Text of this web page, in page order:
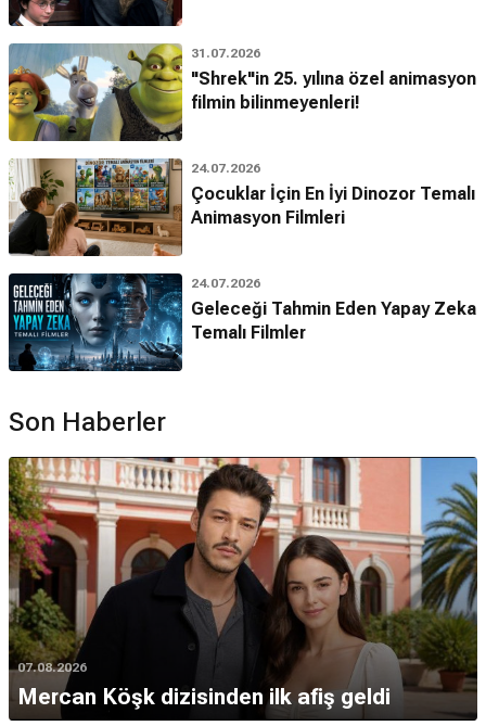
31.07.2026
"Shrek"in 25. yılına özel animasyon
filmin bilinmeyenleri!
24.07.2026
Çocuklar İçin En İyi Dinozor Temalı
Animasyon Filmleri
24.07.2026
Geleceği Tahmin Eden Yapay Zeka
Temalı Filmler
Son Haberler
07.08.2026
Mercan Köşk dizisinden ilk afiş geldi